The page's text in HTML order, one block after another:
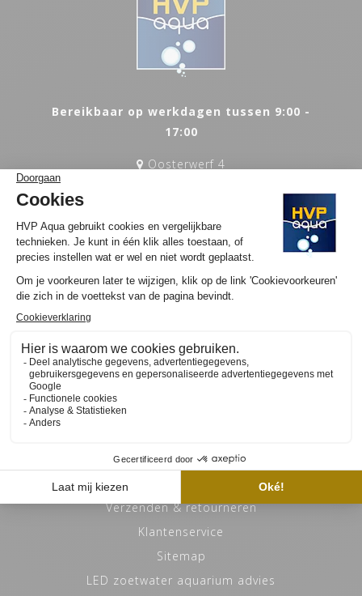
Bereikbaar op werkdagen tussen 9:00 -
17:00
Oosterwerf 4
Uitgeest, Nederland KvK: 77731735
info@hvpaqua.nl
PRODUCTINFORMATIE
Privacy Policy
LED zoutwater aquarium advies
Verzenden & retourneren
Klantenservice
Sitemap
LED zoetwater aquarium advies